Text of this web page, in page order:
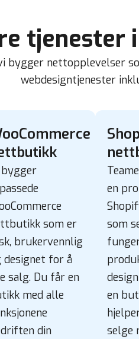
tjenester
bygger nettopplevelser
webdesigntjenester
som er
brukervennlig
designet for å
salg. Du får en
med alle
din
en
som
en
selge